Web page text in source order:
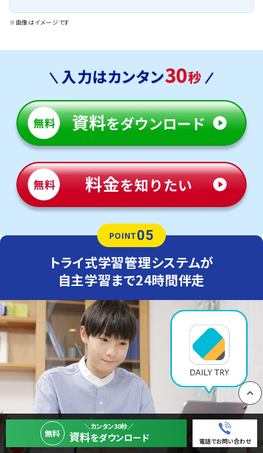
※画像はイメージです
POINT05
トライ式学習管理システムが
自主学習まで24時間伴走
無料
＼カンタン30秒／
資料をダウンロード 電話でお問い合わせ